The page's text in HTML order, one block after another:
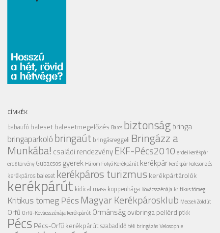
CÍMKÉK
babaufó balesetbalesetmegelőzés Barcs biztonságbringa
bringaparkolóbringaút bringásreggeli Bringázz a
Munkába! családi rendezvényEKF-Pécs2010 erdei kerékpár
erdőtörvény Gubacsos gyerek Három Folyó Kerékpárút kerékpár kerékpár kölcsönzés
kerékpáros baleset kerékpáros turizmus kerékpártárolók
kerékpárút kidical mass koppenhága Kovácsszénája kritikus tömeg
Kritikus tömeg PécsMagyar Kerékpárosklub Mecsek Zöldút
Orfű Orfű-Kovácsszénája kerékpárút Ormánságovibringapellérd ptkk
Pécs Pécs-Orfű kerékpárútszabadidő téli bringázásVelosophie